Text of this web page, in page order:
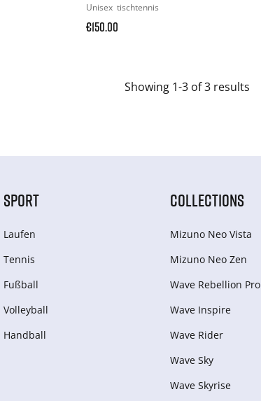
Unisex tischtennis
€150.00
Showing 1-3 of 3 results
SPORT
Laufen
Tennis
Fußball
Volleyball
Handball
COLLECTIONS
Mizuno Neo Vista
Mizuno Neo Zen
Wave Rebellion Pro
Wave Inspire
Wave Rider
Wave Sky
Wave Skyrise